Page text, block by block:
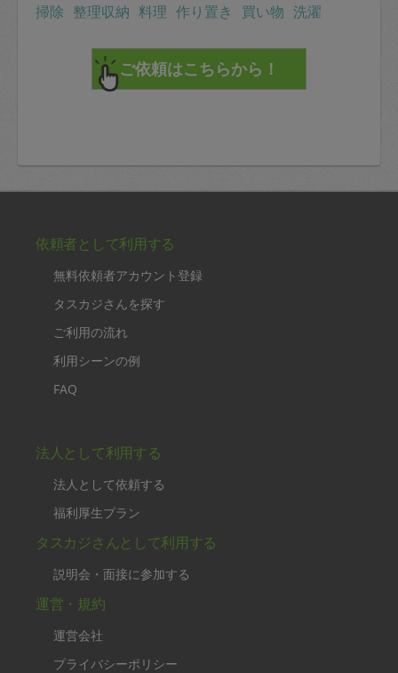
掃除 整理収納 料理 作り置き 買い物 洗濯
依頼者として利用する
無料依頼者アカウント登録
タスカジさんを探す
ご利用の流れ
利用シーンの例
FAQ
法人として利用する
法人として依頼する
福利厚生プラン
タスカジさんとして利用する
説明会・面接に参加する
運営・規約
運営会社
プライバシーポリシー